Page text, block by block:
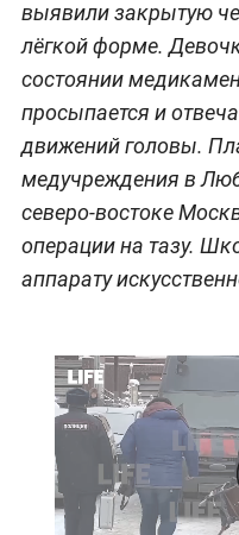
выявили закрытую
лёгкой форме.
состоянии
просыпается и
движений головы.
медучреждения в
северо-востоке
операции на тазу.
аппарату